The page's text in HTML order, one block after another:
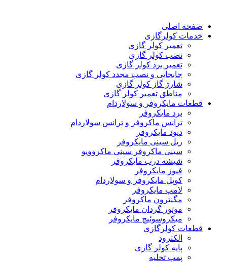
صفحه اصلی
خدمات کولرگازی
تعمیر کولر گازی
نصب کولر گازی
تعمیر برد کولر گازی
جابجایی و نصب مجدد کولر گازی
شارژ گاز کولر گازی
مناطق تعمیر کولر گازی
قطعات مایکروفر و سولاردام
برد مایکروفر
ترانس ماکروفر و ترانس سولاردام
دیود مایکروفر
ریل سینی مایکروفر
سینی ماکروفر سینی ماکروویو
شیشه درب مایکروفر
فیوز مایکروفر
کوپل مایکروفر و سولاردام
لامپ مایکروفر
مگنترون ماکروفر
موتور گردان مایکروفر
میکروسوئیچ مایکروفر
قطعات کولرگازی
الکترود
پایه کولر گازی
پمپ تخلیه